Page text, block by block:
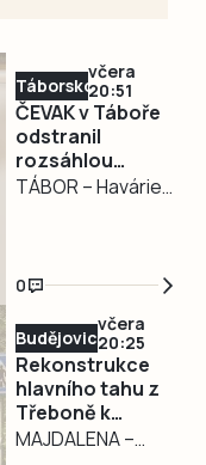
Táborsko
včera
20:51
ČEVAK v Táboře
odstranil
rozsáhlou
havárii a v půl
TÁBOR – Havárie
odpoledne ocitla
bez vody zhruba
třetina města v
severní části
Tábora, je
vyřešena. Jak nyní
informovali na
0
Budějovicko
včera
20:25
Rekonstrukce
hlavního tahu z
Třeboně k
hranicím začne v
MAJDALENA –